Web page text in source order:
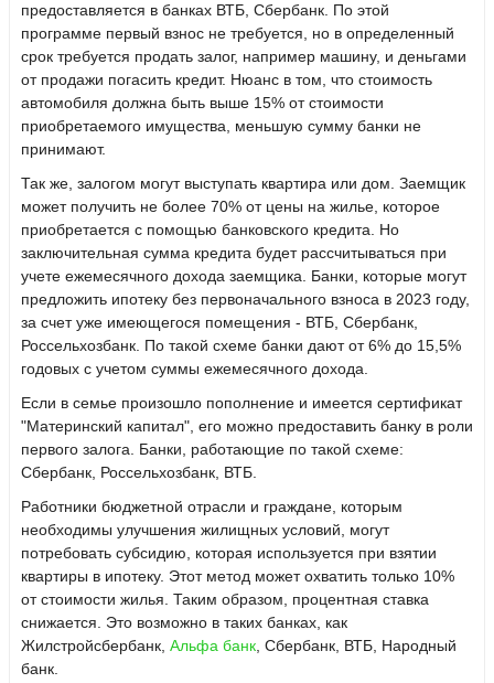
предоставляется в банках ВТБ, Сбербанк. По этой
программе первый взнос не требуется, но в определенный
срок требуется продать залог, например машину, и деньгами
от продажи погасить кредит. Нюанс в том, что стоимость
автомобиля должна быть выше 15% от стоимости
приобретаемого имущества, меньшую сумму банки не
принимают.
Так же, залогом могут выступать квартира или дом. Заемщик
может получить не более 70% от цены на жилье, которое
приобретается с помощью банковского кредита. Но
заключительная сумма кредита будет рассчитываться при
учете ежемесячного дохода заемщика. Банки, которые могут
предложить ипотеку без первоначального взноса в 2023 году,
за счет уже имеющегося помещения - ВТБ, Сбербанк,
Россельхозбанк. По такой схеме банки дают от 6% до 15,5%
годовых с учетом суммы ежемесячного дохода.
Если в семье произошло пополнение и имеется сертификат
"Материнский капитал", его можно предоставить банку в роли
первого залога. Банки, работающие по такой схеме:
Сбербанк, Россельхозбанк, ВТБ.
Работники бюджетной отрасли и граждане, которым
необходимы улучшения жилищных условий, могут
потребовать субсидию, которая используется при взятии
квартиры в ипотеку. Этот метод может охватить только 10%
от стоимости жилья. Таким образом, процентная ставка
снижается. Это возможно в таких банках, как
Жилстройсбербанк, Альфа банк, Сбербанк, ВТБ, Народный
банк.